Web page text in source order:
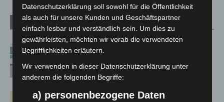
Niedersachsen: Feuerwehrkräfte
Spanien zurück
Hannover: Erste Tigermücken-
Datenschutzerklärung soll sowohl für die Öffentlichkeit
als auch für unsere Kunden und Geschäftspartner
einfach lesbar und verständlich sein. Um dies zu
gewährleisten, möchten wir vorab die verwendeten
Begrifflichkeiten erläutern.
Wir verwenden in dieser Datenschutzerklärung unter
anderem die folgenden Begriffe:
a) personenbezogene Daten